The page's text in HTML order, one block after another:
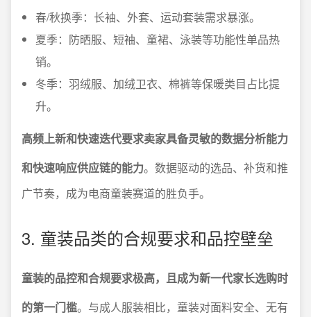
春/秋换季：长袖、外套、运动套装需求暴涨。
夏季：防晒服、短袖、童裙、泳装等功能性单品热
销。
冬季：羽绒服、加绒卫衣、棉裤等保暖类目占比提
升。
高频上新和快速迭代要求卖家具备灵敏的数据分析能力
和快速响应供应链的能力。数据驱动的选品、补货和推
广节奏，成为电商童装赛道的胜负手。
3. 童装品类的合规要求和品控壁垒
童装的品控和合规要求极高，且成为新一代家长选购时
的第一门槛。与成人服装相比，童装对面料安全、无有